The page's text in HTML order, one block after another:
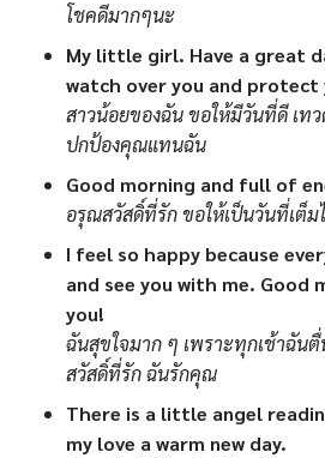
โชคดีมากๆนะ
My little girl. Have a great
watch over you and protect
สาวน้อยของฉัน ขอให้มีวันที่ดี เท
ปกป้องคุณแทนฉัน
Good morning and full of
อรุณสวัสดิ์ที่รัก ขอให้เป็นวันที่เต็ม
I feel so happy because
and see you with me. Good
you!
ฉันสุขใจมาก ๆ เพราะทุกเช้าฉัน
สวัสดิ์ที่รัก ฉันรักคุณ
There is a little angel
my love a warm new day.